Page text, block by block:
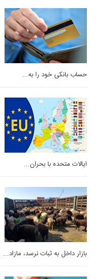
حساب بانکی خود را به...
ایالات متحده با بحران...
بازار داخل به ثبات نرسد، مازاد...